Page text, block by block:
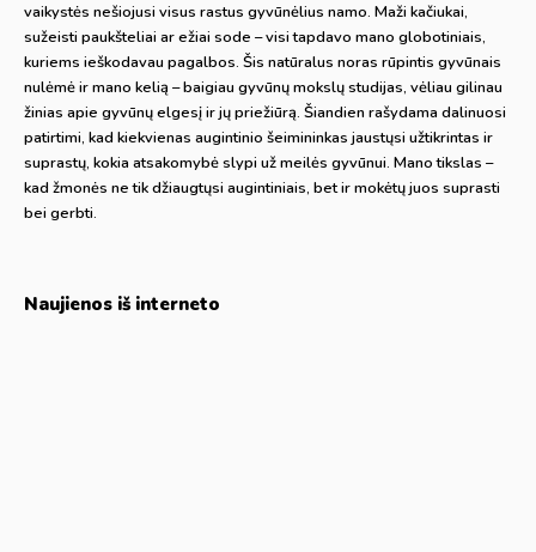
vaikystės nešiojusi visus rastus gyvūnėlius namo. Maži kačiukai,
sužeisti paukšteliai ar ežiai sode – visi tapdavo mano globotiniais,
kuriems ieškodavau pagalbos. Šis natūralus noras rūpintis gyvūnais
nulėmė ir mano kelią – baigiau gyvūnų mokslų studijas, vėliau gilinau
žinias apie gyvūnų elgesį ir jų priežiūrą. Šiandien rašydama dalinuosi
patirtimi, kad kiekvienas augintinio šeimininkas jaustųsi užtikrintas ir
suprastų, kokia atsakomybė slypi už meilės gyvūnui. Mano tikslas –
kad žmonės ne tik džiaugtųsi augintiniais, bet ir mokėtų juos suprasti
bei gerbti.
Naujienos iš interneto